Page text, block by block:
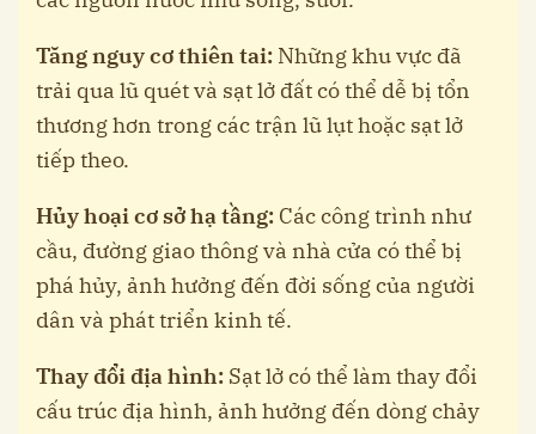
Tăng nguy cơ thiên tai: Những khu vực đã
trải qua lũ quét và sạt lở đất có thể dễ bị tổn
thương hơn trong các trận lũ lụt hoặc sạt lở
tiếp theo.
Hủy hoại cơ sở hạ tầng: Các công trình như
cầu, đường giao thông và nhà cửa có thể bị
phá hủy, ảnh hưởng đến đời sống của người
dân và phát triển kinh tế.
Thay đổi địa hình: Sạt lở có thể làm thay đổi
cấu trúc địa hình, ảnh hưởng đến dòng chảy